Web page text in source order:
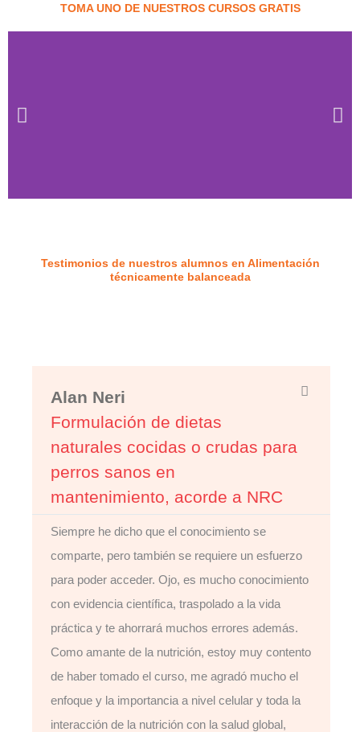
TOMA UNO DE NUESTROS CURSOS GRATIS
Testimonios de nuestros alumnos en Alimentación
técnicamente balanceada
Alan Neri
Formulación de dietas
naturales cocidas o crudas para
perros sanos en
mantenimiento, acorde a NRC
Siempre he dicho que el conocimiento se
comparte, pero también se requiere un esfuerzo
para poder acceder. Ojo, es mucho conocimiento
con evidencia científica, traspolado a la vida
práctica y te ahorrará muchos errores además.
Como amante de la nutrición, estoy muy contento
de haber tomado el curso, me agradó mucho el
enfoque y la importancia a nivel celular y toda la
interacción de la nutrición con la salud global,